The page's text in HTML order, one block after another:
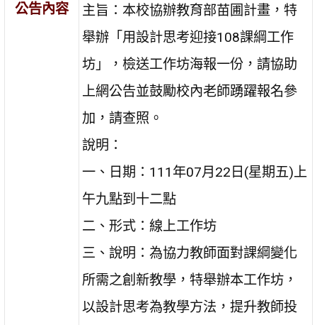
公告內容
主旨：本校協辦教育部苗圃計畫，特
舉辦「用設計思考迎接108課綱工作
坊」，檢送工作坊海報一份，請協助
上網公告並鼓勵校內老師踴躍報名參
加，請查照。
說明：
一、日期：111年07月22日(星期五)上
午九點到十二點
二、形式：線上工作坊
三、說明：為協力教師面對課綱變化
所需之創新教學，特舉辦本工作坊，
以設計思考為教學方法，提升教師投